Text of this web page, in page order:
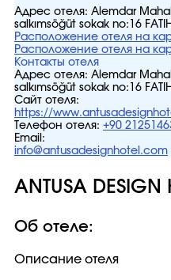
Адрес отеля: Alemdar
salkımsöğüt sokak no:16
Расположение отеля на
Расположение отеля на
Контакты отеля
Адрес отеля: Alemdar
salkımsöğüt sokak no:16
Сайт отеля:
https://
Телефон отеля: +90
Email:
info@antusadesignhotel.com
ANTUSA DESIGN
Об отеле:
Описание отеля